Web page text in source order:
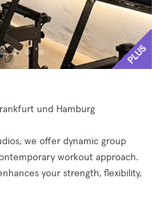
PLUS
und Hamburg
we offer dynamic group
workout approach.
your strength, flexibility,